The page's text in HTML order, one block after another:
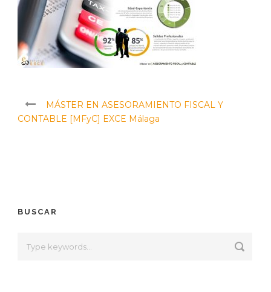
MÁSTER EN ASESORAMIENTO FISCAL Y
CONTABLE [MFyC] EXCE Málaga
BUSCAR